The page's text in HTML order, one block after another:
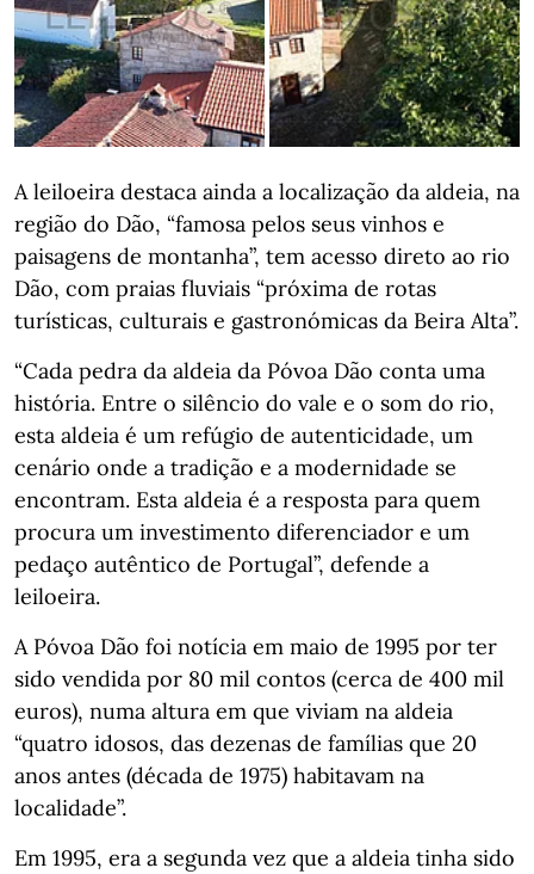
A leiloeira destaca ainda a localização da aldeia, na
região do Dão, “famosa pelos seus vinhos e
paisagens de montanha”, tem acesso direto ao rio
Dão, com praias fluviais “próxima de rotas
turísticas, culturais e gastronómicas da Beira Alta”.
“Cada pedra da aldeia da Póvoa Dão conta uma
história. Entre o silêncio do vale e o som do rio,
esta aldeia é um refúgio de autenticidade, um
cenário onde a tradição e a modernidade se
encontram. Esta aldeia é a resposta para quem
procura um investimento diferenciador e um
pedaço autêntico de Portugal”, defende a
leiloeira.
A Póvoa Dão foi notícia em maio de 1995 por ter
sido vendida por 80 mil contos (cerca de 400 mil
euros), numa altura em que viviam na aldeia
“quatro idosos, das dezenas de famílias que 20
anos antes (década de 1975) habitavam na
localidade”.
Em 1995, era a segunda vez que a aldeia tinha sido